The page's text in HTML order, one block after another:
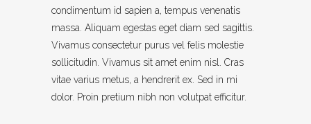
condimentum id sapien a, tempus venenatis
massa. Aliquam egestas eget diam sed sagittis.
Vivamus consectetur purus vel felis molestie
sollicitudin. Vivamus sit amet enim nisl. Cras
vitae varius metus, a hendrerit ex. Sed in mi
dolor. Proin pretium nibh non volutpat efficitur.